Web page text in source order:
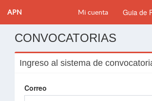
APN Mi cuenta Guia de
CONVOCATORIAS
Ingreso al sistema de
Correo